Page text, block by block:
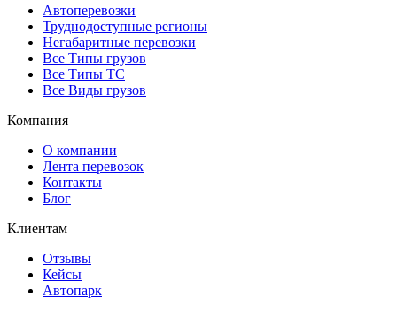
Автоперевозки
Труднодоступные регионы
Негабаритные перевозки
Все Типы грузов
Все Типы ТС
Все Виды грузов
Компания
О компании
Лента перевозок
Контакты
Блог
Клиентам
Отзывы
Кейсы
Автопарк